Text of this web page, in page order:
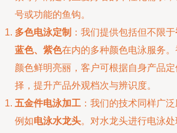
号或功能的鱼钩。
多色电泳定制 ：我们提供包括但不限于
蓝色、紫色在内的多种颜色电泳服务
颜色鲜明亮丽，客户可根据自身产品
择，提升产品外观档次与辨识度。
五金件电泳加工 ：我们的技术同样广
例如电泳水龙头。对水龙头进行电泳